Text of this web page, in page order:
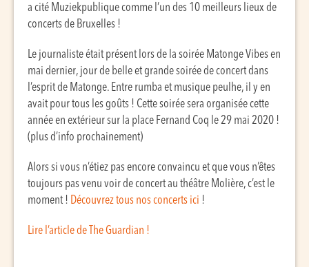
a cité Muziekpublique comme l’un des 10 meilleurs lieux de
concerts de Bruxelles !
Le journaliste était présent lors de la soirée Matonge Vibes en
mai dernier, jour de belle et grande soirée de concert dans
l’esprit de Matonge. Entre rumba et musique peulhe, il y en
avait pour tous les goûts ! Cette soirée sera organisée cette
année en extérieur sur la place Fernand Coq le 29 mai 2020 !
(plus d’info prochainement)
Alors si vous n’étiez pas encore convaincu et que vous n’êtes
toujours pas venu voir de concert au théâtre Molière, c’est le
moment ! Découvrez tous nos concerts ici !
Lire l’article de The Guardian !